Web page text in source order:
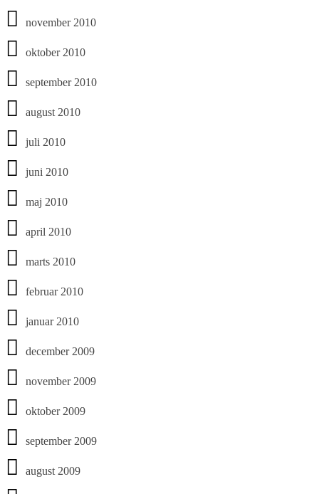
november 2010
oktober 2010
september 2010
august 2010
juli 2010
juni 2010
maj 2010
april 2010
marts 2010
februar 2010
januar 2010
december 2009
november 2009
oktober 2009
september 2009
august 2009